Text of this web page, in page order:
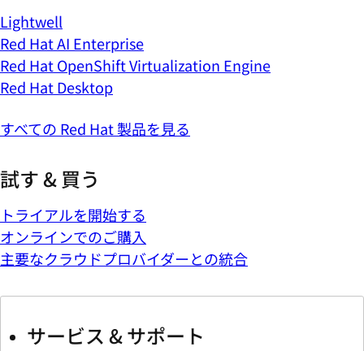
Lightwell
Red Hat AI Enterprise
Red Hat OpenShift Virtualization Engine
Red Hat Desktop
すべての Red Hat 製品を見る
試す & 買う
トライアルを開始する
オンラインでのご購入
主要なクラウドプロバイダーとの統合
サービス & サポート